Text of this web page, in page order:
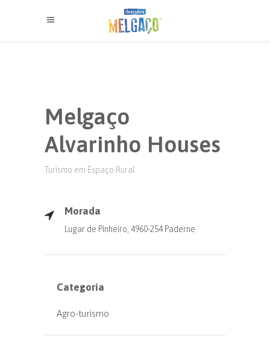
Melgaço
Alvarinho Houses
Turismo em Espaço Rural
Morada
Lugar de Pinheiro, 4960-254 Paderne
Categoria
Agro-turismo